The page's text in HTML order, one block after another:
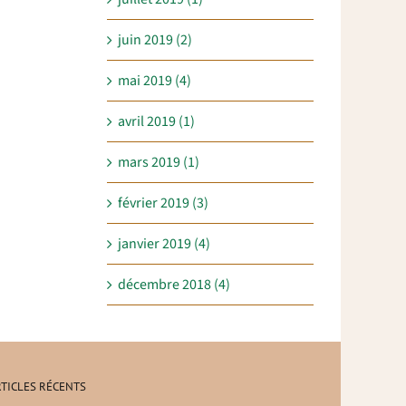
juin 2019 (2)
mai 2019 (4)
avril 2019 (1)
mars 2019 (1)
février 2019 (3)
janvier 2019 (4)
décembre 2018 (4)
RÉCENTS